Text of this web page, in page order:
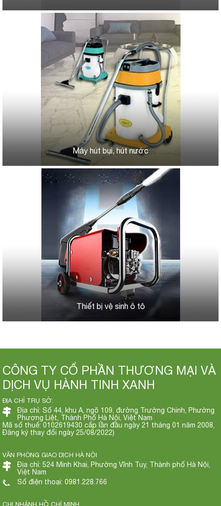
Máy hút bụi, hút nước
Thiết bị vệ sinh ô tô
CÔNG TY CỔ PHẦN THƯƠNG MẠI VÀ
DỊCH VỤ HÀNH TINH XANH
ĐỊA CHỈ TRỤ SỞ:
Địa chỉ: Số 44, khu A, ngõ 109, đường Trường Chinh, Phường
Phương Liệt, Thành Phố Hà Nội, Việt Nam
Mã số thuế: 0102619430 cấp lần đầu ngày 21 tháng 01 năm 2008,
Đăng ký thay đổi ngày 25/08/2022)
VĂN PHÒNG GIAO DỊCH HÀ NỘI
Địa chỉ: 524 Minh Khai, Phường Vĩnh Tuy, Thành phố Hà Nội,
Việt Nam
Số điện thoại: 0981.228.766
CHI NHÁNH HỒ CHÍ MINH